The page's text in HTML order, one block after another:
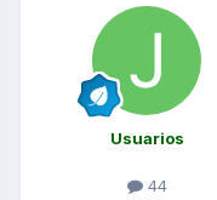
Usuarios
44